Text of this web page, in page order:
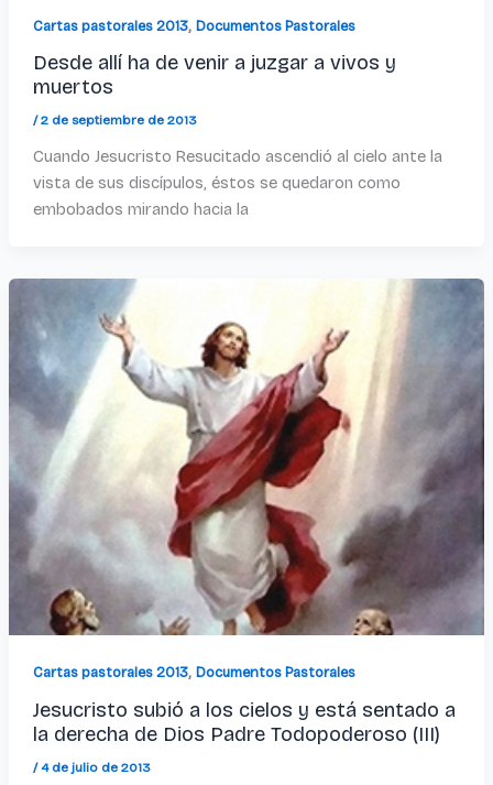
Cartas pastorales 2013, Documentos Pastorales
Desde allí ha de venir a juzgar a vivos y
muertos
/2 de septiembre de 2013
Cuando Jesucristo Resucitado ascendió al cielo ante la
vista de sus discípulos, éstos se quedaron como
embobados mirando hacia la
Cartas pastorales 2013, Documentos Pastorales
Jesucristo subió a los cielos y está sentado a
la derecha de Dios Padre Todopoderoso (III)
/4 de julio de 2013